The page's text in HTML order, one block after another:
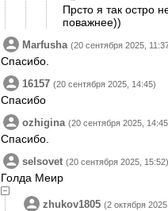
Прсто я так остро
поважнее))
Marfusha (20 сентября 2025,
Спасибо.
16157 (20 сентября 2025, 14:45)
Спасибо
ozhigina (20 сентября 2025,
Спасибо.
selsovet (20 сентября 2025, 15:52)
Голда Меир
zhukov1805 (2 октября